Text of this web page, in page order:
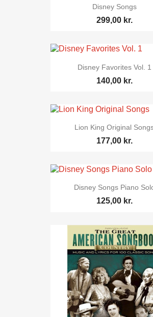
Disney Songs
299,00 kr.
Disney Favorites Vol. 1
140,00 kr.
Lion King Original
177,00 kr.
Disney Songs Piano
125,00 kr.